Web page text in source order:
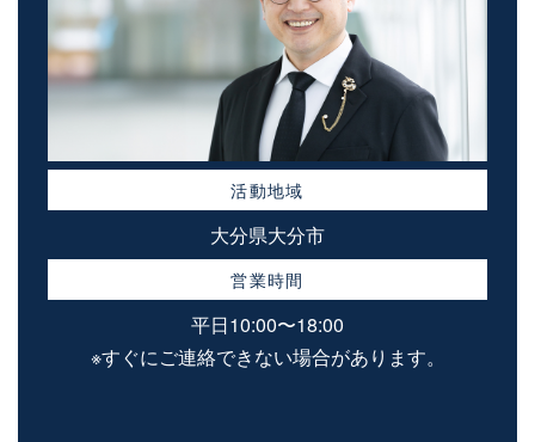
活動地域
大分県大分市
営業時間
平日10:00〜18:00
※すぐにご連絡できない場合があります。